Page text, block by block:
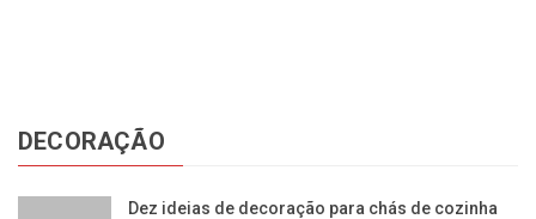
DECORAÇÃO
Dez ideias de decoração para chás de cozinha